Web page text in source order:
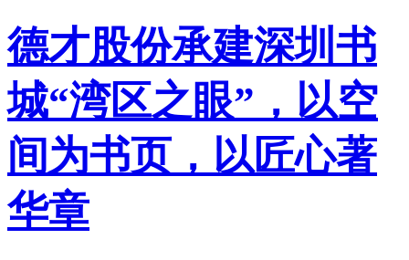
德才股份承建深圳书
城“湾区之眼”，以空
间为书页，以匠心著
华章